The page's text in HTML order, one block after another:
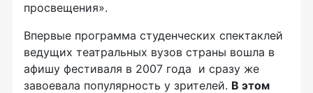
просвещения».
Впервые программа студенческих спектаклей
ведущих театральных вузов страны вошла в
афишу фестиваля в 2007 года и сразу же
завоевала популярность у зрителей. В этом